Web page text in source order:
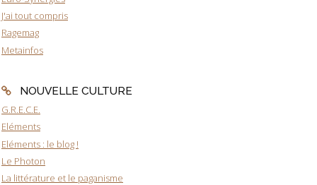
J'ai tout compris
Ragemag
Metainfos
NOUVELLE CULTURE
G.R.E.C.E.
Eléments
Eléments : le blog !
Le Photon
La littérature et le paganisme